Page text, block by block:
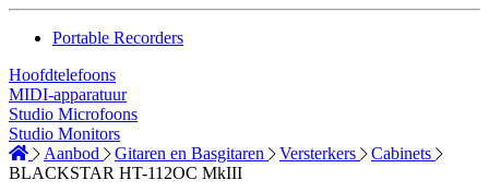
Portable Recorders
Hoofdtelefoons
MIDI-apparatuur
Studio Microfoons
Studio Monitors
Aanbod
Gitaren en Basgitaren Versterkers
Cabinets
BLACKSTAR HT-112OC MkIII